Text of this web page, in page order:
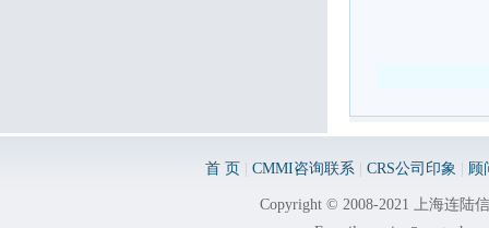
首 页 CMMI咨询联系 CRS公司印象 顾
Copyright © 2008-2021 上海连陆